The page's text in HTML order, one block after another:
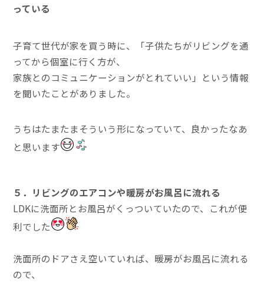
っている
子育て世代が家を買う時に、「子供たちがリビングを通
ってから個室に行く方が、
家族とのコミュニケーションがとれていい」という情報
を聞いたことがありました。
うちはたまたまそういう形になっていて、良かったなあ
と思います
５．リビングのエアコンや暖房がお風呂に流れる
LDKに洗面所とお風呂がくっついていたので、これが便
利でした
洗面所のドアさえ空いていれば、暖房がお風呂に流れる
ので、